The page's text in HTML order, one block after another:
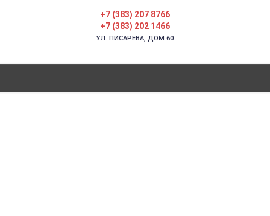
+7 (383) 207 8766
+7 (383) 202 1466
УЛ. ПИСАРЕВА, ДОМ 60